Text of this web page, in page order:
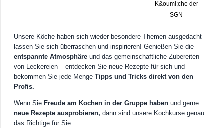
K&ouml;che der
SGN
Unsere Köche haben sich wieder besondere Themen ausgedacht –
lassen Sie sich überraschen und inspirieren! Genießen Sie die
entspannte Atmosphäre und das gemeinschaftliche Zubereiten
von Leckereien – entdecken Sie neue Rezepte für sich und
bekommen Sie jede Menge Tipps und Tricks direkt von den
Profis.
Wenn Sie Freude am Kochen in der Gruppe haben und gerne
neue Rezepte ausprobieren, dann sind unsere Kochkurse genau
das Richtige für Sie.